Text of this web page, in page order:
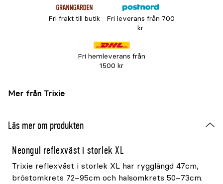
Fri frakt till butik
Fri leverans från 700
kr
Fri hemleverans från
1500 kr
Mer från Trixie
Läs mer om produkten
Neongul reflexväst i storlek XL
Trixie reflexväst i storlek XL har rygglängd 47cm,
bröstomkrets 72–95cm och halsomkrets 50–73cm.